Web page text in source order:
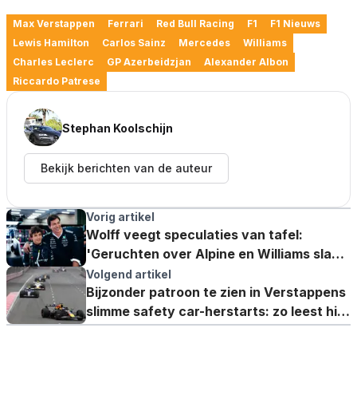
Max Verstappen Ferrari Red Bull Racing F1
F1 Nieuws
Lewis Hamilton
Carlos Sainz Mercedes
Williams
Charles Leclerc
GP Azerbeidzjan
Alexander Albon
Riccardo Patrese
Stephan Koolschijn
Bekijk berichten van de auteur
Vorig artikel
Wolff veegt speculaties van tafel:
'Geruchten over Alpine en Williams slaan
nergens op'
Volgend artikel
Bijzonder patroon te zien in Verstappens
slimme safety car-herstarts: zo leest hij
de concurrentie